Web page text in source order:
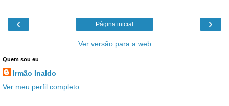
‹ ›
Página inicial
Ver versão para a web
Quem sou eu
Irmão Inaldo
Ver meu perfil completo